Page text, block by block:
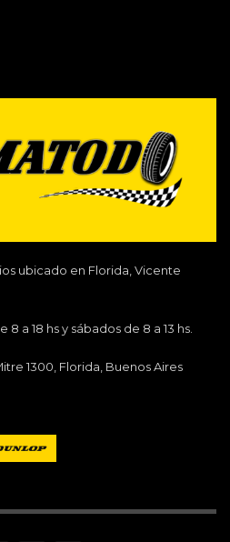
ubicado en Florida, Vicente
8 a 18 hs y sábados de 8 a 13 hs.
1300, Florida, Buenos Aires